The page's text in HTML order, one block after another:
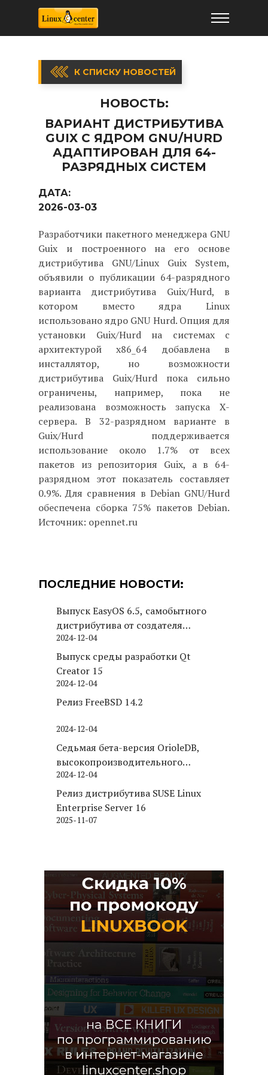
К СПИСКУ НОВОСТЕЙ
НОВОСТЬ:
ВАРИАНТ ДИСТРИБУТИВА
GUIX C ЯДРОМ GNU/HURD
АДАПТИРОВАН ДЛЯ 64-
РАЗРЯДНЫХ СИСТЕМ
ДАТА:
2026-03-03
Разработчики пакетного менеджера GNU
Guix и построенного на его основе
дистрибутива GNU/Linux Guix System,
объявили о публикации 64-разрядного
варианта дистрибутива Guix/Hurd, в
котором вместо ядра Linux
использовано ядро GNU Hurd. Опция для
установки Guix/Hurd на системах с
архитектурой x86_64 добавлена в
инсталлятор, но возможности
дистрибутива Guix/Hurd пока сильно
ограничены, например, пока не
реализована возможность запуска X-
сервера. В 32-разрядном варианте в
Guix/Hurd поддерживается
использование около 1.7% от всех
пакетов из репозитория Guix, а в 64-
разрядном этот показатель составляет
0.9%. Для сравнения в Debian GNU/Hurd
обеспечена сборка 75% пакетов Debian.
Источник: opennet.ru
ПОСЛЕДНИЕ НОВОСТИ:
Выпуск EasyOS 6.5, самобытного
дистрибутива от создателя
Puppy Linux
2024-12-04
Выпуск среды разработки Qt
Creator 15
2024-12-04
Релиз FreeBSD 14.2
2024-12-04
Седьмая бета-версия OrioleDB,
высокопроизводительного
движка хранения для PostgreSQL
2024-12-04
Релиз дистрибутива SUSE Linux
Enterprise Server 16
2025-11-07